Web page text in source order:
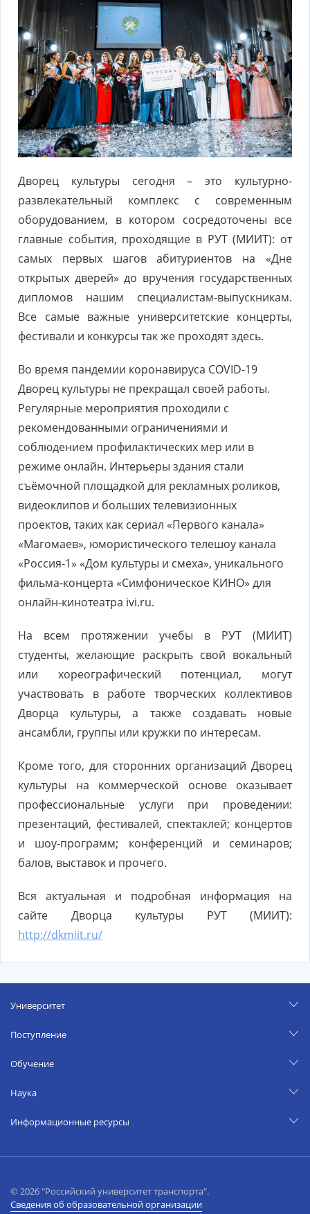
Дворец культуры сегодня – это культурно-
развлекательный комплекс с современным
оборудованием, в котором сосредоточены все
главные события, проходящие в РУТ (МИИТ): от
самых первых шагов абитуриентов на «Дне
открытых дверей» до вручения государственных
дипломов нашим специалистам-выпускникам.
Все самые важные университетские концерты,
фестивали и конкурсы так же проходят здесь.
Во время пандемии коронавируса COVID-19
Дворец культуры не прекращал своей работы.
Регулярные мероприятия проходили с
рекомендованными ограничениями и
соблюдением профилактических мер или в
режиме онлайн. Интерьеры здания стали
съёмочной площадкой для рекламных роликов,
видеоклипов и больших телевизионных
проектов, таких как сериал «Первого канала»
«Магомаев», юмористического телешоу канала
«Россия-1» «Дом культуры и смеха», уникального
фильма-концерта «Симфоническое КИНО» для
онлайн-кинотеатра ivi.ru.
На всем протяжении учебы в РУТ (МИИТ)
студенты, желающие раскрыть свой вокальный
или хореографический потенциал, могут
участвовать в работе творческих коллективов
Дворца культуры, а также создавать новые
ансамбли, группы или кружки по интересам.
Кроме того, для сторонних организаций Дворец
культуры на коммерческой основе оказывает
профессиональные услуги при проведении:
презентаций, фестивалей, спектаклей; концертов
и шоу-программ; конференций и семинаров;
балов, выставок и прочего.
Вся актуальная и подробная информация на
сайте Дворца культуры РУТ (МИИТ):
http://dkmiit.ru/
Университет
Поступление
Обучение
Наука
Информационные ресурсы
© 2026 "Российский университет транспорта".
Сведения об образовательной организации